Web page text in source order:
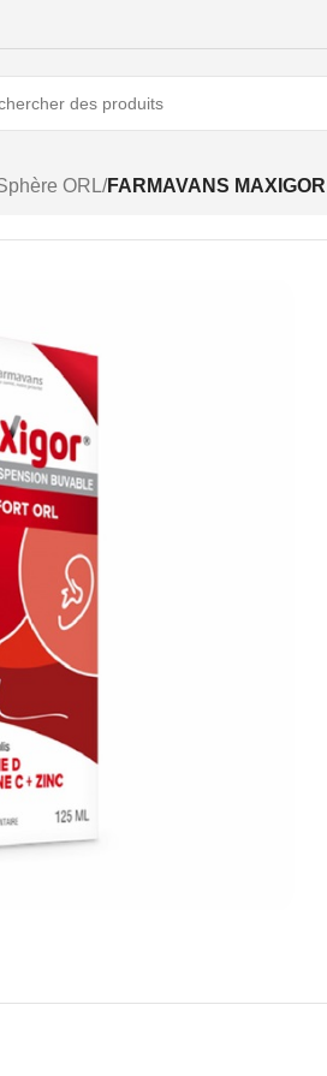
ORL/FARMAVANS